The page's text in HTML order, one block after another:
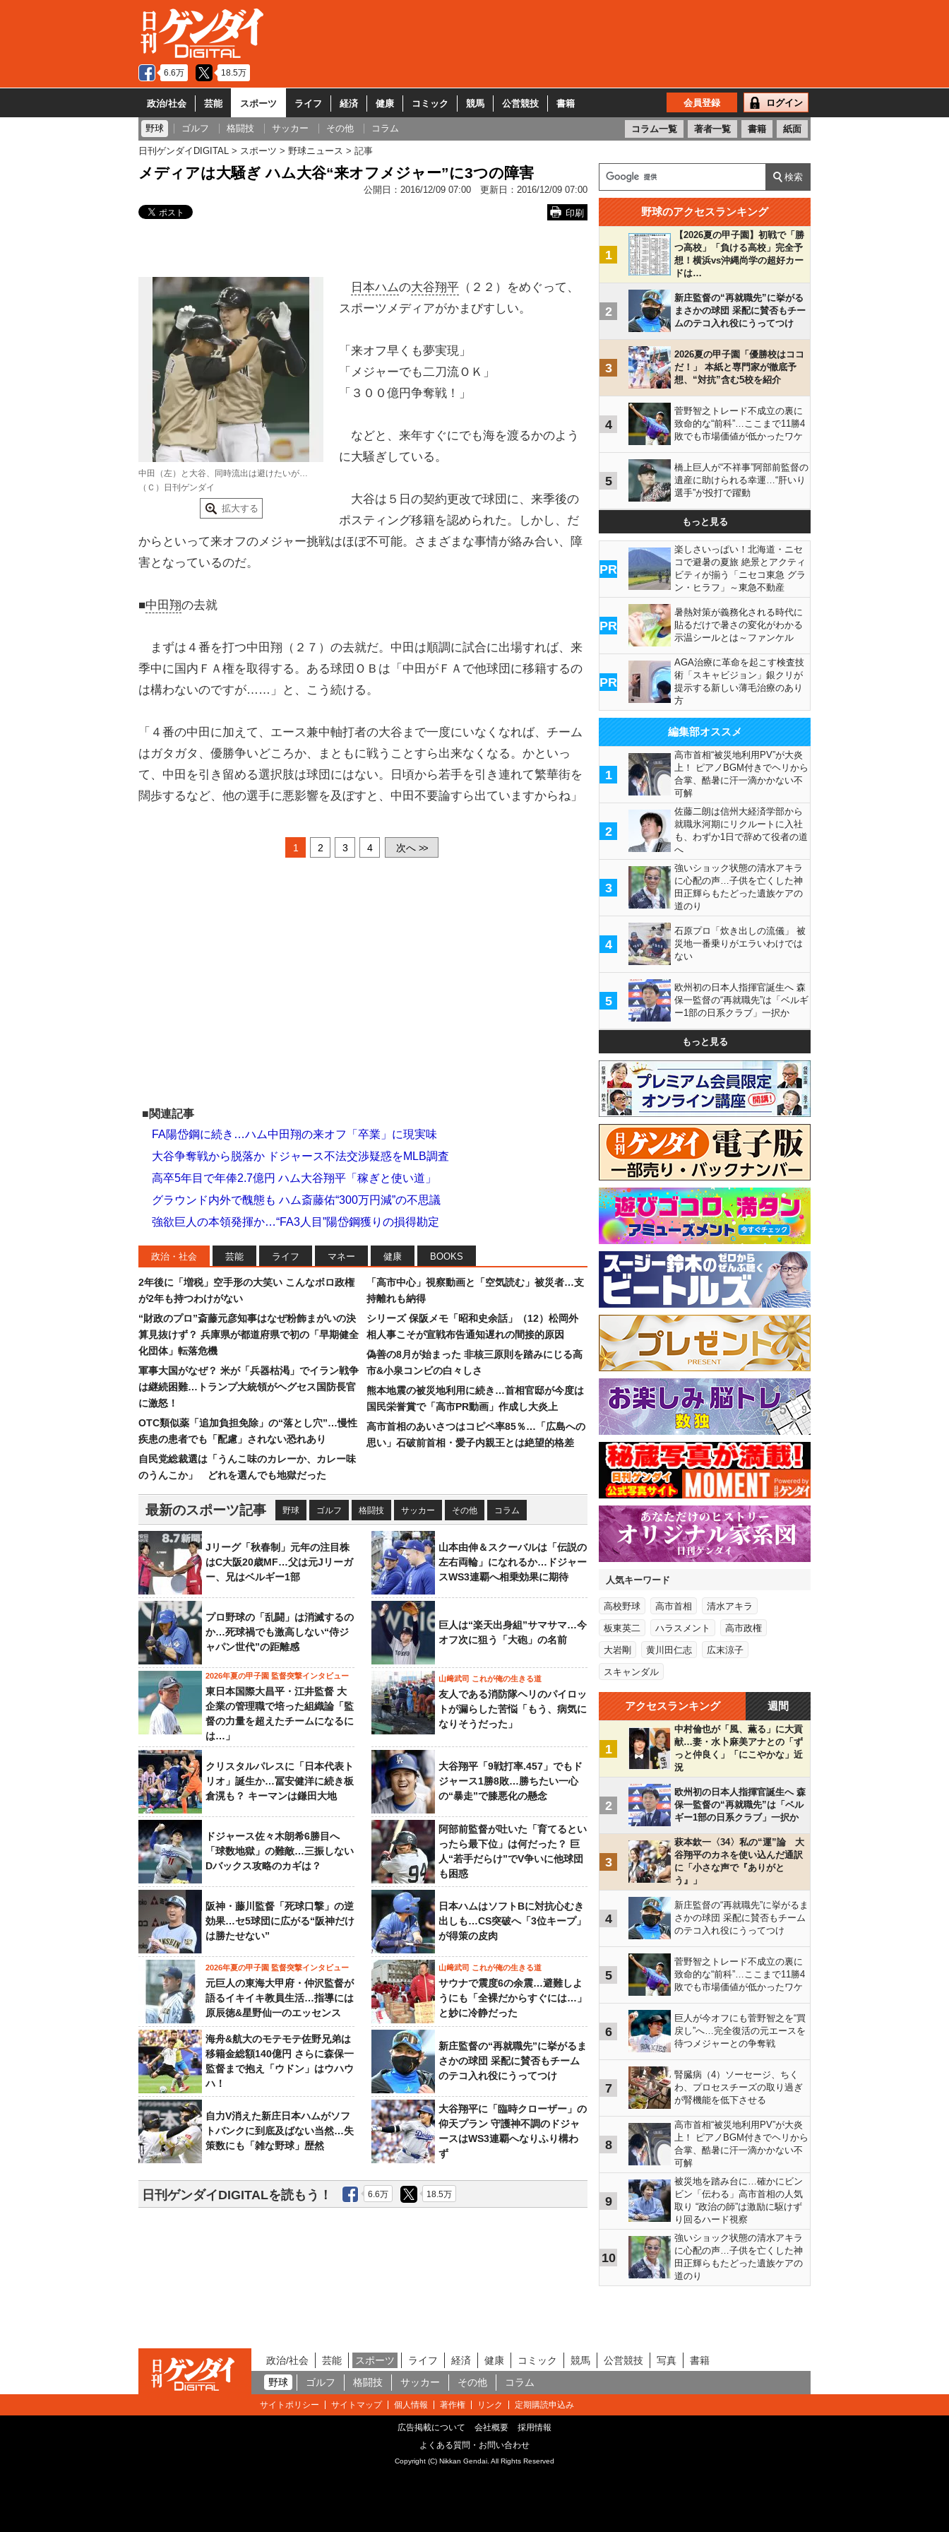
6.6万 18.5万
政治/社会 芸能 スポーツ ライフ 経済 健康 コミック 競馬 公営競技 書籍 会員登録 ログイン
野球 ゴルフ 格闘技 サッカー その他 コラム コラム一覧 著者一覧 書籍 紙面
日刊ゲンダイDIGITAL スポーツ 野球ニュース 記事
メディアは大騒ぎ ハム大谷“来オフメジャー”に3つの障害
公開日： 2016/12/09 07:00 更新日： 2016/12/09 07:00
印刷
中田（左）と大谷、同時流出は避けたいが…
（Ｃ）日刊ゲンダイ
拡大する
日本ハムの大谷翔平 （２２）をめぐって、
スポーツメディアがかまびすしい。
「来オフ早くも夢実現」
「メジャーでも二刀流ＯＫ」
「３００億円争奪戦！」
などと、来年すぐにでも海を渡るかのよう
に大騒ぎしている。
大谷は５日の契約更改で球団に、来季後の
ポスティング移籍を認められた。しかし、だ
からといって来オフのメジャー挑戦はほぼ不可能。さまざまな事情が絡み合い、障
害となっているのだ。
■中田翔の去就
まずは４番を打つ中田翔（２７）の去就だ。中田は順調に試合に出場すれば、来
季中に国内ＦＡ権を取得する。ある球団ＯＢは「中田がＦＡで他球団に移籍するの
は構わないのですが……」と、こう続ける。
「４番の中田に加えて、エース兼中軸打者の大谷まで一度にいなくなれば、チーム
はガタガタ、優勝争いどころか、まともに戦うことすら出来なくなる。かといっ
て、中田を引き留める選択肢は球団にはない。日頃から若手を引き連れて繁華街を
闊歩するなど、他の選手に悪影響を及ぼすと、中田不要論すら出ていますからね」
1 2 3 4 次へ >>
■関連記事
FA陽岱鋼に続き…ハム中田翔の来オフ「卒業」に現実味
大谷争奪戦から脱落か ドジャース不法交渉疑惑をMLB調査
高卒5年目で年俸2.7億円 ハム大谷翔平「稼ぎと使い道」
グラウンド内外で醜態も ハム斎藤佑“300万円減”の不思議
強欲巨人の本領発揮か…“FA3人目”陽岱鋼獲りの損得勘定
政治・社会 芸能 ライフ マネー 健康 BOOKS
2年後に「増税」空手形の大笑い こんなボロ政権
が2年も持つわけがない
“財政のプロ”斎藤元彦知事はなぜ粉飾まがいの決
算見抜けず？ 兵庫県が都道府県で初の「早期健全
化団体」転落危機
軍事大国がなぜ？ 米が「兵器枯渇」でイラン戦争
は継続困難…トランプ大統領がヘグセス国防長官
に激怒！
OTC類似薬「追加負担免除」の“落とし穴”…慢性
疾患の患者でも「配慮」されない恐れあり
自民党総裁選は「うんこ味のカレーか、カレー味
のうんこか」 どれを選んでも地獄だった
「高市中心」視察動画と「空気読む」被災者…支
持離れも納得
シリーズ 保阪メモ「昭和史余話」（12）松岡外
相人事こそが宣戦布告通知遅れの間接的原因
偽善の8月が始まった 非核三原則を踏みにじる高
市&小泉コンビの白々しさ
熊本地震の被災地利用に続き…首相官邸が今度は
国民栄誉賞で「高市PR動画」作成し大炎上
高市首相のあいさつはコピペ率85％…「広島への
思い」石破前首相・愛子内親王とは絶望的格差
最新のスポーツ記事 野球 ゴルフ 格闘技 サッカー その他 コラム
Jリーグ「秋春制」元年の注目株
はC大阪20歳MF…父は元Jリーガ
ー、兄はベルギー1部
山本由伸＆スクーバルは「伝説の
左右両輪」になれるか…ドジャー
スWS3連覇へ相乗効果に期待
プロ野球の「乱闘」は消滅するの
か…死球禍でも激高しない“侍ジ
ャパン世代”の距離感
巨人は“楽天出身組”サマサマ…今
オフ次に狙う「大砲」の名前
2026年夏の甲子園 監督突撃インタビュー
東日本国際大昌平・江井監督 大
企業の管理職で培った組織論「監
督の力量を超えたチームになるに
は…」
山﨑武司 これが俺の生きる道
友人である消防隊ヘリのパイロッ
トが漏らした苦悩「もう、病気に
なりそうだった」
クリスタルパレスに「日本代表ト
リオ」誕生か…冨安健洋に続き板
倉滉も？ キーマンは鎌田大地
大谷翔平「9戦打率.457」でもド
ジャース1勝8敗…勝ちたい一心
の“暴走”で膝悪化の懸念
ドジャース佐々木朗希6勝目へ
「球数地獄」の難敵…三振しない
Dバックス攻略のカギは？
阿部前監督が吐いた「育てるとい
ったら最下位」は何だった？ 巨
人“若手だらけ”でV争いに他球団
も困惑
阪神・藤川監督「死球口撃」の逆
効果…セ5球団に広がる“阪神だけ
は勝たせない”
日本ハムはソフトBに対抗心むき
出しも…CS突破へ「3位キープ」
が得策の皮肉
2026年夏の甲子園 監督突撃インタビュー
元巨人の東海大甲府・仲沢監督が
語るイキイキ教員生活…指導には
原辰徳&星野仙一のエッセンス
山﨑武司 これが俺の生きる道
サウナで震度6の余震…避難しよ
うにも「全裸だからすぐには…」
と妙に冷静だった
海舟&航大のモテモテ佐野兄弟は
移籍金総額140億円 さらに森保一
監督まで抱え「ウドン」はウハウ
ハ！
新庄監督の“再就職先”に挙がるま
さかの球団 采配に賛否もチーム
のテコ入れ役にうってつけ
自力V消えた新庄日本ハムがソフ
トバンクに到底及ばない当然…失
策数にも「雑な野球」歴然
大谷翔平に「臨時クローザー」の
仰天プラン 守護神不調のドジャ
ースはWS3連覇へなりふり構わ
ず
日刊ゲンダイDIGITALを読もう！ 6.6万 18.5万
野球のアクセスランキング
1
【2026夏の甲子園】初戦で「勝
つ高校」「負ける高校」完全予
想！横浜vs沖縄尚学の超好カー
ドは…
2
新庄監督の“再就職先”に挙がる
まさかの球団 采配に賛否もチー
ムのテコ入れ役にうってつけ
3
2026夏の甲子園「優勝校はココ
だ！」 本紙と専門家が徹底予
想、“対抗”含む5校を紹介
4
菅野智之トレード不成立の裏に
致命的な“前科”…ここまで11勝4
敗でも市場価値が低かったワケ
5
橋上巨人が“不祥事”阿部前監督の
遺産に助けられる幸運…“肝いり
選手”が投打で躍動
もっと見る
PR
楽しさいっぱい！北海道・ニセ
コで避暑の夏旅 絶景とアクティ
ビティが揃う「ニセコ東急 グラ
ン・ヒラフ」～東急不動産
PR
暑熱対策が義務化される時代に
貼るだけで暑さの変化がわかる
示温シールとは～ファンケル
PR
AGA治療に革命を起こす検査技
術「スキャビジョン」銀クリが
提示する新しい薄毛治療のあり
方
編集部オススメ
1
高市首相“被災地利用PV”が大炎
上！ ピアノBGM付きでヘリから
合掌、酷暑に汗一滴かかない不
可解
2
佐藤二朗は信州大経済学部から
就職氷河期にリクルートに入社
も、わずか1日で辞めて役者の道
へ
3
強いショック状態の清水アキラ
に心配の声…子供を亡くした神
田正輝らもたどった遺族ケアの
道のり
4
石原プロ「炊き出しの流儀」 被
災地一番乗りがエラいわけでは
ない
5
欧州初の日本人指揮官誕生へ 森
保一監督の“再就職先”は「ベルギ
ー1部の日系クラブ」一択か
もっと見る
人気キーワード
高校野球 高市首相 清水アキラ
板東英二 ハラスメント 高市政権
大岩剛 黄川田仁志 広末涼子
スキャンダル
アクセスランキング 週間
1
中村倫也が「風、薫る」に大貢
献…妻・水卜麻美アナとの「ず
っと仲良く」「にこやかな」近
況
2
欧州初の日本人指揮官誕生へ 森
保一監督の“再就職先”は「ベル
ギー1部の日系クラブ」一択か
3
萩本欽一〈34〉私の“運”論 大
谷翔平のカネを使い込んだ通訳
に「小さな声で『ありがと
う』」
4
新庄監督の“再就職先”に挙がるま
さかの球団 采配に賛否もチーム
のテコ入れ役にうってつけ
5
菅野智之トレード不成立の裏に
致命的な“前科”…ここまで11勝4
敗でも市場価値が低かったワケ
6
巨人が今オフにも菅野智之を“買
戻し”へ…完全復活の元エースを
待つメジャーとの争奪戦
7
腎臓病（4）ソーセージ、ちく
わ、プロセスチーズの取り過ぎ
が腎機能を低下させる
8
高市首相“被災地利用PV”が大炎
上！ ピアノBGM付きでヘリから
合掌、酷暑に汗一滴かかない不
可解
9
被災地を踏み台に…確かにビン
ビン「伝わる」高市首相の人気
取り “政治の師”は激励に駆けず
り回るハード視察
10
強いショック状態の清水アキラ
に心配の声…子供を亡くした神
田正輝らもたどった遺族ケアの
道のり
政治/社会 芸能 スポーツ ライフ 経済 健康 コミック 競馬 公営競技 写真
書籍
野球
ゴルフ 格闘技 サッカー その他 コラム
サイトポリシー サイトマップ 個人情報 著作権 リンク 定期購読申込み
広告掲載について 会社概要
採用情報
よくある質問・お問い合わせ
Copyright (C) Nikkan Gendai. All Rights Reserved